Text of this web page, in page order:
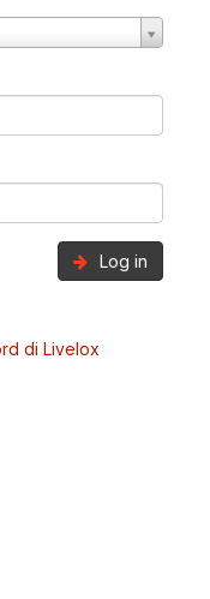
Log in
di Livelox